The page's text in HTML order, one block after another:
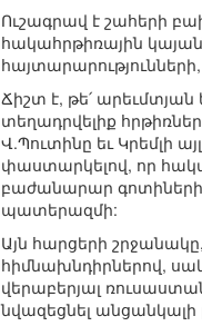
Ուշագրավ է շահերի
հակահրթիռային
Ճիշտ է, թե՛ արեւմտյան
տեղադրվելիք
Վ.Պուտինը եւ Կրեմլի
փաստարկելով, որ
բաժանարար գոտիների
պատերազմի:
Այն հարցերի
հիմնախնդիրներով,
վերաբերյալ
նվազեցնել